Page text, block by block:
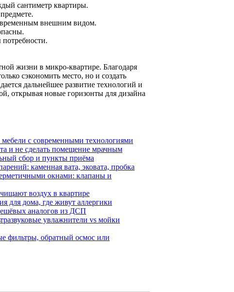
сантиметр квартиры.
внешним видом.
жизни в микро-квартире. Благодаря
сэкономить место, но и создать
дальнейшее развитие технологий и
открывая новые горизонты для дизайна
с современными технологиями
и не сделать помещение мрачным
сбор и пункты приёма
каменная вата, эковата, пробка
окнами: клапаны и
воздух в квартире
для дома, где живут аллергики
аналогов из ДСП
увлажнители vs мойки
фильтры, обратный осмос или